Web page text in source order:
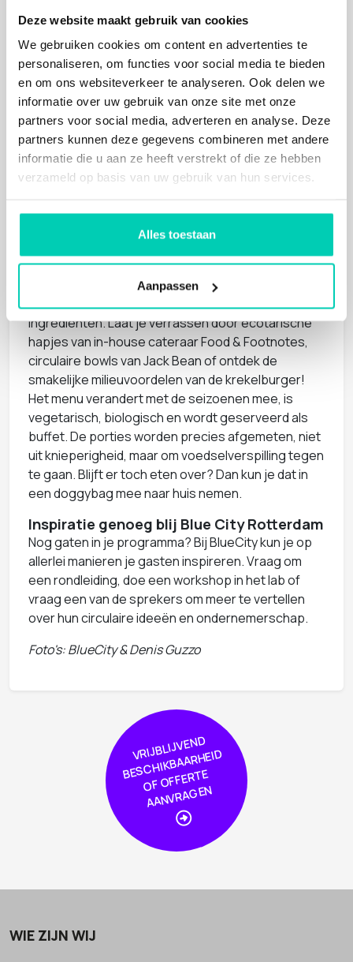
Deze website maakt gebruik van cookies
We gebruiken cookies om content en advertenties te
personaliseren, om functies voor social media te bieden
en om ons websiteverkeer te analyseren. Ook delen we
informatie over uw gebruik van onze site met onze
partners voor social media, adverteren en analyse. Deze
partners kunnen deze gegevens combineren met andere
informatie die u aan ze heeft verstrekt of die ze hebben
verzameld op basis van uw gebruik van hun services.
Alles toestaan
Aanpassen
Rauwe locatie voor werksessies in
Rotterdam
De Aula bevindt zich in de oude doucheruimte van
het zwembad. Deze rauwe locatie is heel geschikt
voor pressure cooker- en werksessies. Kom de
Aula in met een doel en verlaat de ruimte pas als je
klaar bent. Het is onderdeel van het Lab, de
werkplaats van Blue City. De Aula is voor sessies
waar je dynamiek nodig hebt en waar je de meeste
interactie met de community van BlueCity kunt
misschien wel bezig met de ontwikkeling van jouw
gegroeide verpakking.
Circulaire catering
Uiteraard is de catering bij BlueCity ook circulair,
verzorgd door lokale makers met bijzondere
ingrediënten. Laat je verrassen door ecotarische
hapjes van in-house cateraar Food & Footnotes,
circulaire bowls van Jack Bean of ontdek de
smakelijke milieuvoordelen van de krekelburger!
Het menu verandert met de seizoenen mee, is
vegetarisch, biologisch en wordt geserveerd als
buffet. De porties worden precies afgemeten, niet
uit knieperigheid, maar om voedselverspilling tegen
te gaan. Blijft er toch eten over? Dan kun je dat in
een doggybag mee naar huis nemen.
Inspiratie genoeg blij Blue City Rotterdam
Nog gaten in je programma? Bij BlueCity kun je op
allerlei manieren je gasten inspireren. Vraag om
een rondleiding, doe een workshop in het lab of
vraag een van de sprekers om meer te vertellen
over hun circulaire ideeën en ondernemerschap.
Foto's: BlueCity & Denis Guzzo
VRIJBLIJVE
N
D
BE
S
C
HIKBAAR
HEI
D
OF
OFFER
TE
AA
NVRA
GE
N
WIE ZIJN WIJ